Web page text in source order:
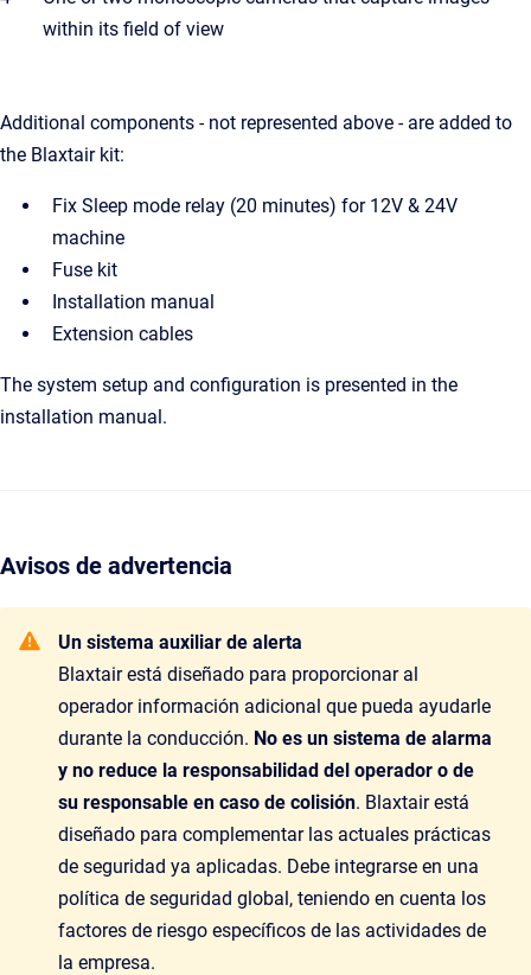
within its field of view
Additional components - not represented above - are added to
the Blaxtair kit:
Fix Sleep mode relay (20 minutes) for 12V & 24V
machine
Fuse kit
Installation manual
Extension cables
The system setup and configuration is presented in the
installation manual.
Avisos de advertencia
Un sistema auxiliar de alerta
Blaxtair está diseñado para proporcionar al
operador información adicional que pueda ayudarle
durante la conducción. No es un sistema de alarma
y no reduce la responsabilidad del operador o de
su responsable en caso de colisión. Blaxtair está
diseñado para complementar las actuales prácticas
de seguridad ya aplicadas. Debe integrarse en una
política de seguridad global, teniendo en cuenta los
factores de riesgo específicos de las actividades de
la empresa.